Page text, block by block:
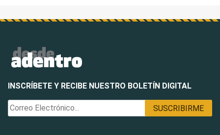
INSCRÍBETE Y RECIBE NUESTRO BOLETÍN DIGITAL